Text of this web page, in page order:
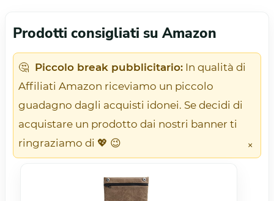
Prodotti consigliati su Amazon
🤔 Piccolo break pubblicitario: In qualità di
Affiliati Amazon riceviamo un piccolo
guadagno dagli acquisti idonei. Se decidi di
acquistare un prodotto dai nostri banner ti
ringraziamo di 💖 😉
×